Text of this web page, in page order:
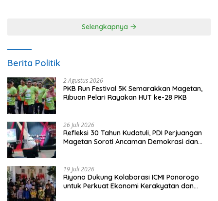
Selengkapnya
Berita Politik
2 Agustus 2026
PKB Run Festival 5K Semarakkan Magetan,
Ribuan Pelari Rayakan HUT ke-28 PKB
26 Juli 2026
Refleksi 30 Tahun Kudatuli, PDI Perjuangan
Magetan Soroti Ancaman Demokrasi dan
19 Juli 2026
Riyono Dukung Kolaborasi ICMI Ponorogo
untuk Perkuat Ekonomi Kerakyatan dan